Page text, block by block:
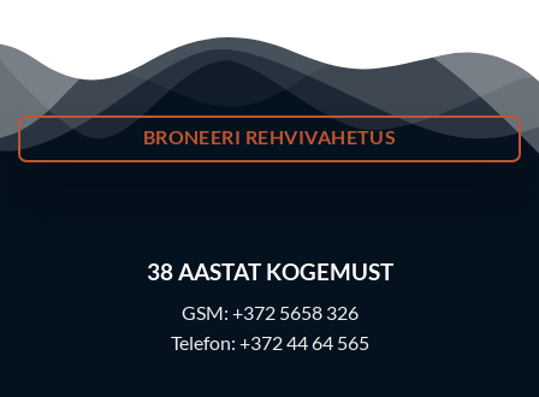
BRONEERI REHVIVAHETUS
38AASTAT KOGEMUST
GSM: +372 5658 326
Telefon: +372 44 64 565